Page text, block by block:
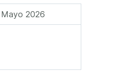
2026